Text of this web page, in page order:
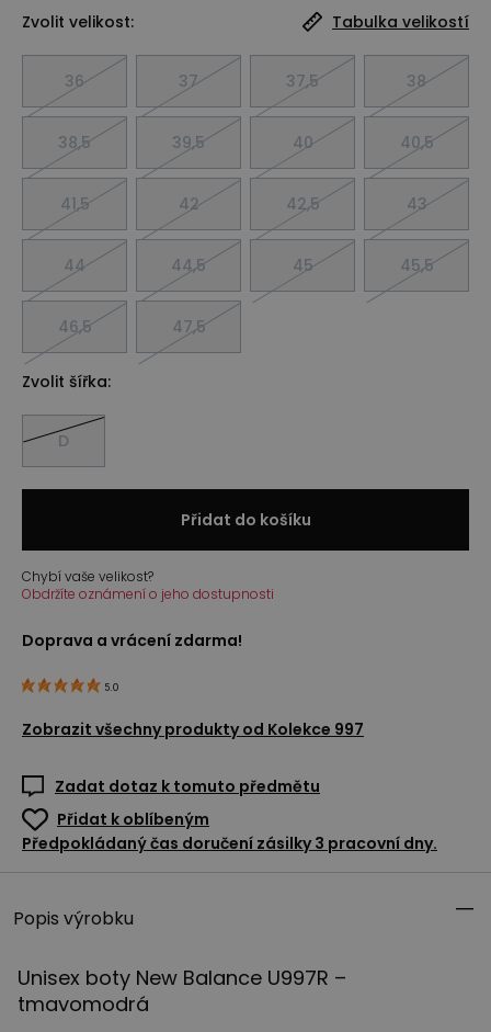
Zvolit velikost: Tabulka velikostí
36 37 37,5 38
38,5 39,5 40 40,5
41,5 42 42,5 43
44 44,5 45 45,5
46,5 47,5
Zvolit šířka:
D
Přidat do košíku
Chybí vaše velikost?
Obdržíte oznámení o jeho dostupnosti
Doprava a vrácení zdarma!
5.0
Zobrazit všechny produkty od Kolekce 997
Zadat dotaz k tomuto předmětu
Přidat k oblíbeným
Předpokládaný čas doručení zásilky 3 pracovní dny.
Popis výrobku
Unisex boty New Balance U997R –
tmavomodrá